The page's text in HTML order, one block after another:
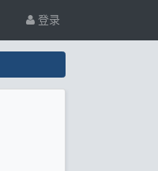
登录